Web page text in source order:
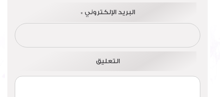
التعليق
البريد الإلكتروني*